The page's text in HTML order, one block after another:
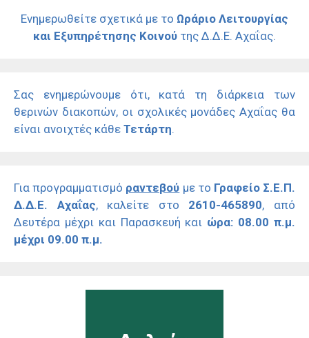
Ενημερωθείτε σχετικά με το Ωράριο Λειτουργίας
και Εξυπηρέτησης Κοινού της Δ.Δ.Ε. Αχαΐας.
Σας ενημερώνουμε ότι, κατά τη διάρκεια των
θερινών διακοπών, οι σχολικές μονάδες Αχαΐας θα
είναι ανοιχτές κάθε Τετάρτη.
Για προγραμματισμό ραντεβού με το Γραφείο Σ.Ε.Π.
Δ.Δ.Ε. Αχαΐας, καλείτε στο 2610-465890, από
Δευτέρα μέχρι και Παρασκευή και ώρα: 08.00 π.μ.
μέχρι 09.00 π.μ.